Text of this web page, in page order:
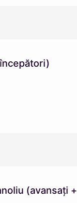
(avansați +